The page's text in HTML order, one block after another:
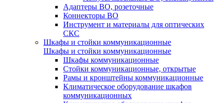
Адаптеры ВО, розеточные
Коннекторы ВО
Инструмент и материалы для оптических
СКС
Шкафы и стойки коммуникационные
Шкафы и стойки коммуникационные
Шкафы коммуникационные
Стойки коммуникационные, открытые
Рамы и кронштейны коммуникационные
Климатическое оборудование шкафов
коммуникационных